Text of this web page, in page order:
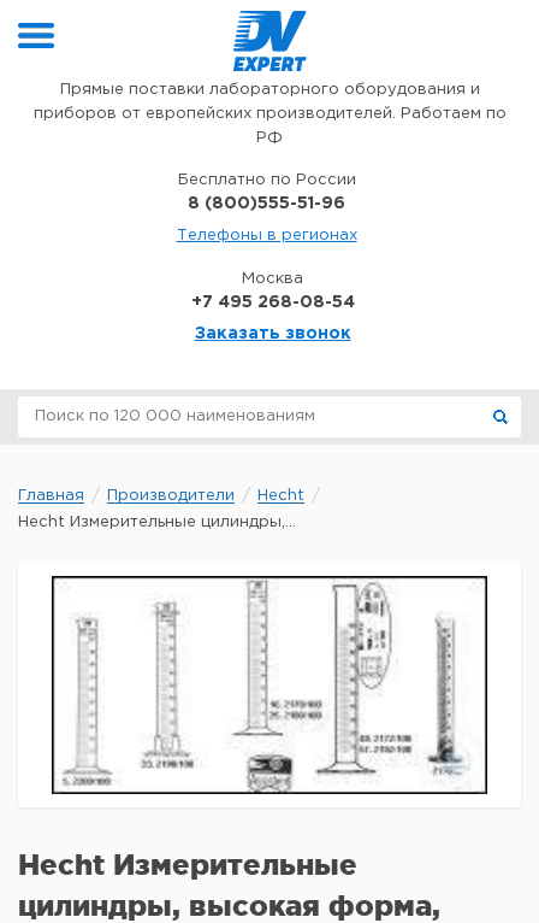
Прямые поставки лабораторного оборудования и
приборов от европейских производителей. Работаем по
РФ
Бесплатно по России
8 (800)555-51-96
Телефоны в регионах
Москва
+7 495 268-08-54
Заказать звонок
Главная Производители
Hecht
Hecht Измерительные цилиндры,...
Hecht Измерительные
цилиндры, высокая форма,